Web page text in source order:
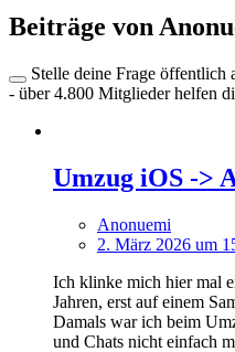
Beiträge von
Stelle deine Frage
- über 4.800 Mitglieder helfen
Umzug iOS ->
Anonuemi
2. März 2026 um
Ich klinke mich hier mal
Jahren, erst auf einem
Damals war ich beim
und Chats nicht einfach